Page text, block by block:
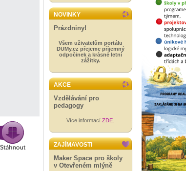
NOVINKY
Prázdniny!
Všem uživatelům portálu
DUMy.cz přejeme příjemný
odpočinek a krásné letní
zážitky.
AKCE
Vzdělávání pro
pedagogy
Více informací ZDE
ZAJÍMAVOSTI
Maker Space pro školy
v Otevřeném mlýně